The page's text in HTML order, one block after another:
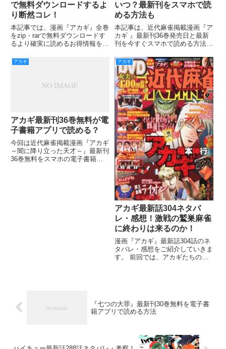
で無料ダウンロードするよ
り断然コレ！
本記事では、漫画『アカギ』全巻
をzip・rarで無料ダウンロードす
るより確実に読めるお得情報を詳
者作品『天 天和通りの快男児』
からのスピンオフとして、同作の
しげるの高い人気を受け
いつ？最新刊をスマホで読
める方法も
本記事は、近代麻雀掲載漫画『ア
カギ 』最新刊36巻発売日と最新
刊を今すぐスマホで読める方法に
回35巻では、鷲巣の心臓が止ま
ってしまったことで、勝敗が決し
てしまいましたね。 アカギの仲
間たちは喜ぶのですが、アカギ
アカギ
アカギ最新刊36巻無料が電
子書籍アプリで読める？
今回は近代麻雀掲載漫画『アカギ
～闇に降り立った天才～』最新刊
36巻無料をスマホの電子書籍ア
アカギ
アカギ最新話304ネタバ
レ・感想！激戦の鷲巣麻雀
に終わりは来るのか！
漫画『アカギ』最新話304話のネ
タバレ・感想をご紹介していきま
す。 前回では、アカギたちのも
『七つの大罪』最新刊30巻無料を電子書
籍アプリで読める方法